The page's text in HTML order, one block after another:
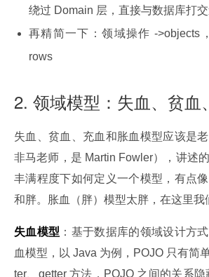
绕过 Domain 层，直接与数据库打交
再精简一下：领域操作 ->objects
rows
2. 领域模型：失血、贫血
失血、贫血、充血和胀血模型应该是
非马老师，是 Martin Fowler），讲述
丰满程度下如何定义一个模型，有点
和胖。胀血（胖）模型太胖，在这里我
失血模型 ：基于数据库的领域设计方
血模型，以 Java 为例，POJO 只有简
ter、getter 方法，POJO 之间的关系